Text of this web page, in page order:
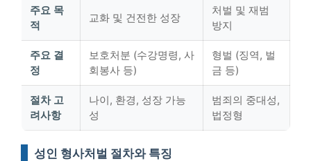
주요 목
적
교화 및 건전한 성장
처벌 및 재범
방지
주요 결
정
보호처분 (수강명령, 사
회봉사 등)
형벌 (징역, 벌
금 등)
절차 고
려사항
나이, 환경, 성장 가능
성
범죄의 중대성,
법정형
성인 형사처벌 절차와 특징